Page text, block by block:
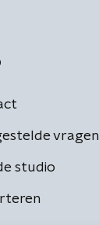
vragen
studio